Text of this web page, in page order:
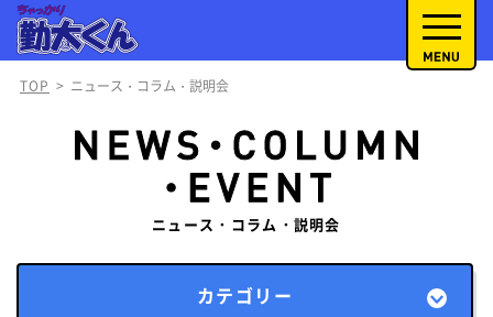
TOP > ニュース・コラム・説明会
ニュース・コラム・説明会
カテゴリー